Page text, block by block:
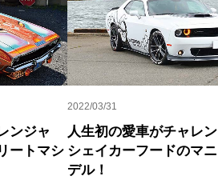
ンジャ
ートマシ
2022/03/31
人生初の愛車がチャレン
シェイカーフードのマ
デル！